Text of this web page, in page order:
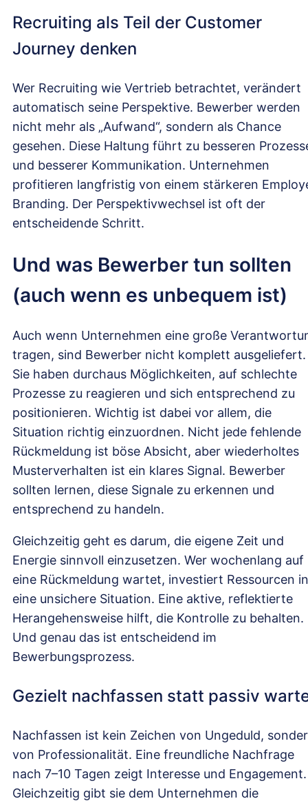
Recruiting als Teil der Customer
Journey denken
Wer Recruiting wie Vertrieb betrachtet, verändert
automatisch seine Perspektive. Bewerber werden
nicht mehr als „Aufwand“, sondern als Chance
gesehen. Diese Haltung führt zu besseren
und besserer Kommunikation. Unternehmen
profitieren langfristig von einem stärkeren
Branding. Der Perspektivwechsel ist oft der
entscheidende Schritt.
Und was Bewerber tun sollten
(auch wenn es unbequem ist)
Auch wenn Unternehmen eine große
tragen, sind Bewerber nicht komplett ausgeliefert.
Sie haben durchaus Möglichkeiten, auf schlechte
Prozesse zu reagieren und sich entsprechend zu
positionieren. Wichtig ist dabei vor allem, die
Situation richtig einzuordnen. Nicht jede fehlende
Rückmeldung ist böse Absicht, aber wiederholtes
Musterverhalten ist ein klares Signal. Bewerber
sollten lernen, diese Signale zu erkennen und
entsprechend zu handeln.
Gleichzeitig geht es darum, die eigene Zeit und
Energie sinnvoll einzusetzen. Wer wochenlang auf
eine Rückmeldung wartet, investiert Ressourcen in
eine unsichere Situation. Eine aktive, reflektierte
Herangehensweise hilft, die Kontrolle zu behalten.
Und genau das ist entscheidend im
Bewerbungsprozess.
Gezielt nachfassen statt passiv
Nachfassen ist kein Zeichen von Ungeduld,
von Professionalität. Eine freundliche Nachfrage
nach 7–10 Tagen zeigt Interesse und Engagement.
Gleichzeitig gibt sie dem Unternehmen die